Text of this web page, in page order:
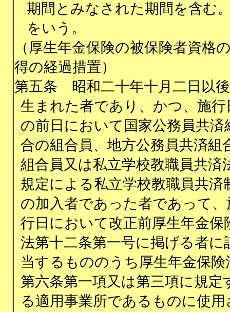
期間とみなされた期間を含む
をいう。
（厚生年金保険の被保険者資格
得の経過措置）
第五条
昭和二十年十月二日以
生まれた者であり、かつ、施行
の前日において国家公務員共済
合の組合員、地方公務員共済組
組合員又は私立学校教職員共済
規定による私立学校教職員共済
の加入者であった者であって、
行日において改正前厚生年金保
法第十二条第一号に掲げる者に
当するもののうち厚生年金保険
第六条第一項又は第三項に規定
る適用事業所であるものに使用